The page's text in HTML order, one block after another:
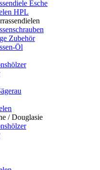
Esche
HPL
Zubehör
Öl
/ Douglasie